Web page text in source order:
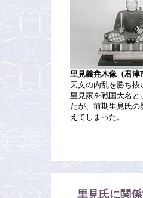
里見義尭木像（君津
天文の内乱を勝ち抜
里見家を戦国大名と
たが、前期里見氏の
えてしまった。
里見氏に関係